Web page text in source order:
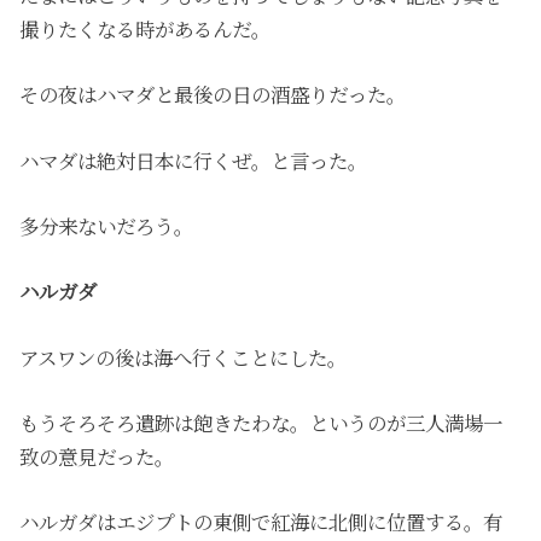
撮りたくなる時があるんだ。
その夜はハマダと最後の日の酒盛りだった。
ハマダは絶対日本に行くぜ。と言った。
多分来ないだろう。
ハルガダ
アスワンの後は海へ行くことにした。
もうそろそろ遺跡は飽きたわな。というのが三人満場一
致の意見だった。
ハルガダはエジプトの東側で紅海に北側に位置する。有